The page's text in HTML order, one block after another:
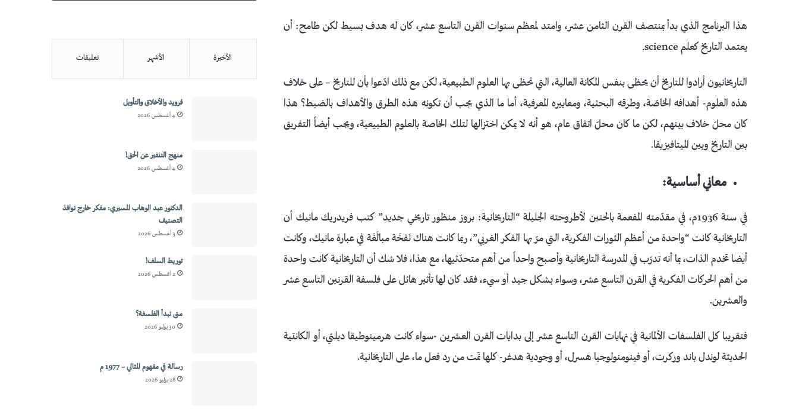
هذا البرنامج الذي بدأ بمنتصف القرن الثامن عشر، وامتد لمعظم سنوات القرن التاسع عشر، كان له هدف بسيط لكن طامح: أن
يعتمد التاريخ كعلم science.
التاريخانيون أرادوا للتاريخ أن يحظى بنفس المكانة العالية، التي تحظى بها العلوم الطبيعية، لكن مع ذلك ادّعوا بأن للتاريخ – على خلاف
هذه العلوم- أهدافه الخاصّة، وطرقه البحثية، ومعاييره المعرفية، أما ما الذي يجب أن تكونه هذه الطرق والأهداف بالضبط؟ هذا
كان محلّ خلاف بينهم، لكن ما كان محلّ اتفاق عام، هو أنه لا يمكن اختزالها لتلك الخاصة بالعلوم الطبيعية، ويجب أيضاً التفريق
بين التاريخ وبين الميتافيزيقا.
معاني أساسية:
في سنة 1936م، في مقدّمته المفعمة بالحنين لأطروحته الجليلة “التاريخانية: بروز منظور تاريخي جديد” كتب فريدريك مانيك أن
التاريخانية كانت “واحدة من أعظم الثورات الفكرية، التي مرّ بها الفكر الغربي”، ربما كانت هناك نَفخَة مبالَغَة في عبارة مانيك، وكانت
أيضا تخدم الذات، بما أنه تدرّب في المدرسة التاريخانية وأصبح واحداً من أهم متحدّثيها، مع هذا، فلا شك أن التاريخانية كانت واحدة
من أهم الحركات الفكرية في القرن التاسع عشر، وسواء بشكل جيد أو سيء، فقد كان لها تأثير هائل على فلسفة القرنين التاسع عشر
والعشرين.
فتقريبا كل الفلسفات الألمانية في نهايات القرن التاسع عشر إلى بدايات القرن العشرين -سواء كانت هرمينوطيقا ديلثي، أو الكانتية
الحديثة لوندل باند وركرت، أو فينومنولوجيا هسرل، أو وجودية هدغر- كلها نَمَت من رد فعل ما، على التاريخانية.
الأخيرة الأشهر تعليقات
فرويد والأخلاق والتأويل
4 أغسطس 2026
منهج التنفير عن الحق!
4 أغسطس 2026
الدكتور عبد الوهاب المسيري: مفكر خارج نوافذ
التصنيف
3 أغسطس 2026
توريط السلف!
2 أغسطس 2026
متى تبدأ الفلسفة؟
30 يوليو 2026
رسالة في مفهوم المثالي – 1977 م
28 يوليو 2026